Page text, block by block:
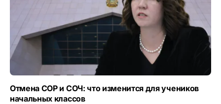
Отмена СОР и СОЧ: что изменится для учеников
начальных классов